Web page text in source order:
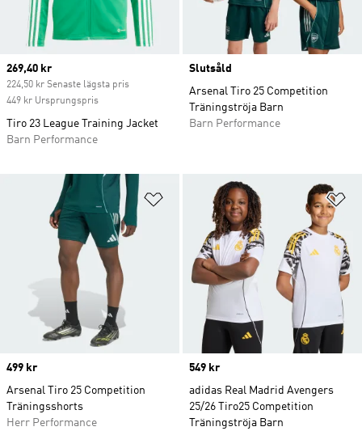
Current price
269,40 kr
224,50 kr Senaste lägsta pris
449 kr Ursprungspris
Tiro 23 League Training Jacket
Barn Performance
Slutsåld
Arsenal Tiro 25 Competition
Träningströja Barn
Barn Performance
Lägg till på önskelistan
Price
499 kr
Arsenal Tiro 25 Competition
Träningsshorts
Herr Performance
Price
549 kr
adidas Real Madrid Avengers
25/26 Tiro25 Competition
Träningströja Barn